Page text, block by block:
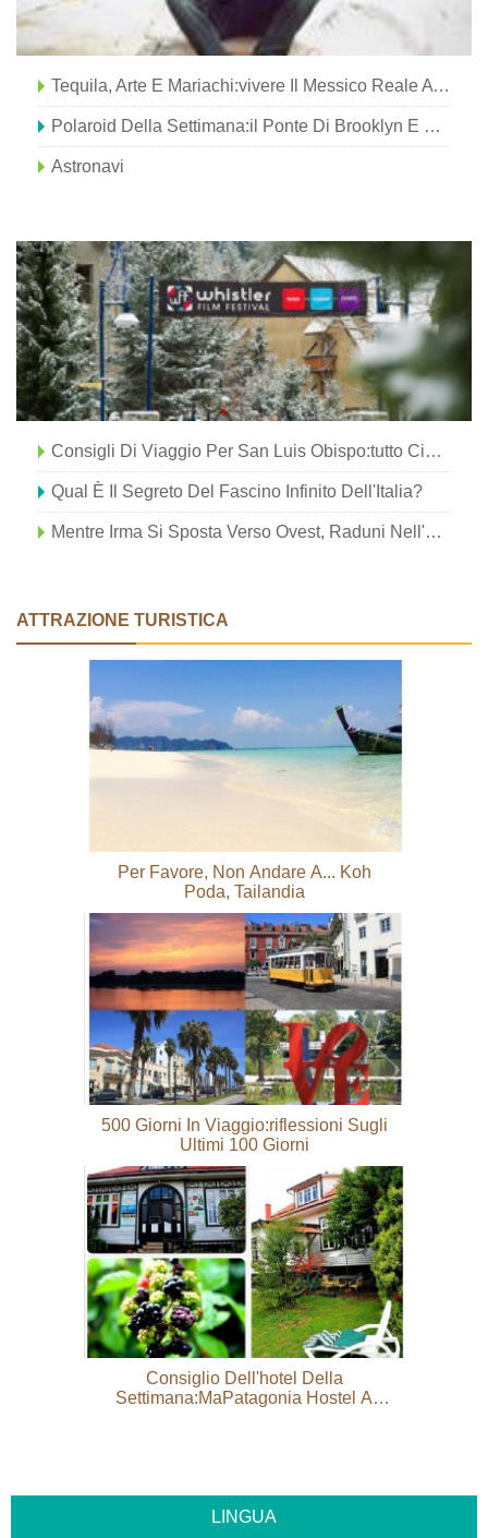
Tequila, Arte E Mariachi:vivere Il Messico Reale A Guadalajara
Polaroid Della Settimana:il Ponte Di Brooklyn E Lo Skyline Di Manhattan
Astronavi
Consigli Di Viaggio Per San Luis Obispo:tutto Ciò Che Devi Sapere
Qual È Il Segreto Del Fascino Infinito Dell'Italia?
Mentre Irma Si Sposta Verso Ovest, Raduni Nell'area Di Myrtle Beach Per Assistere I Viaggiatori E Gli Sfollati
ATTRAZIONE TURISTICA
Per Favore, Non Andare A... Koh
Poda, Tailandia
500 Giorni In Viaggio:riflessioni Sugli
Ultimi 100 Giorni
Consiglio Dell'hotel Della
Settimana:MaPatagonia Hostel A